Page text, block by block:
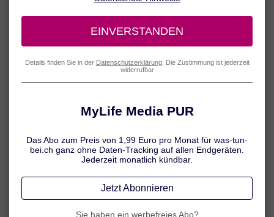
71745013 © vegefox.com
54107128 © pressmaster
23940727 © buFka
43581387 © mangostock
57164055 © Kzenon
114970204 © Racle Fotodesign
39971337 © CLIPAREA.com